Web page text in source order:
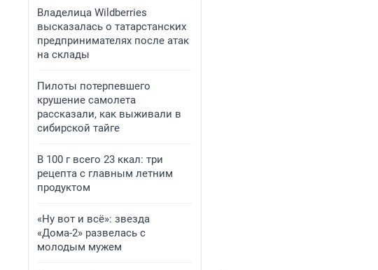
Владелица Wildberries
высказалась о татарстанских
предпринимателях после атак
на склады
Пилоты потерпевшего
крушение самолета
рассказали, как выживали в
сибирской тайге
В 100 г всего 23 ккал: три
рецепта с главным летним
продуктом
«Ну вот и всё»: звезда
«Дома-2» развелась с
молодым мужем